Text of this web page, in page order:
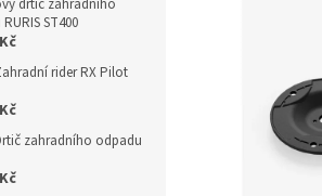
drtič zahradního
ST400
rider RX Pilot
zahradního odpadu